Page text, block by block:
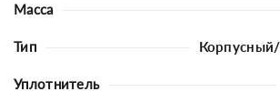
Масса
Тип
Уплотнитель